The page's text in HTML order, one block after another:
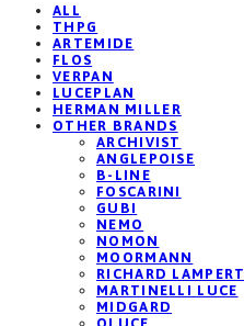
ALL
THPG
ARTEMIDE
FLOS
VERPAN
LUCEPLAN
HERMAN MILLER
OTHER BRANDS
ARCHIVIST
ANGLEPOISE
B-LINE
FOSCARINI
GUBI
NEMO
NOMON
MOORMANN
RICHARD LAMPERT
MARTINELLI LUCE
MIDGARD